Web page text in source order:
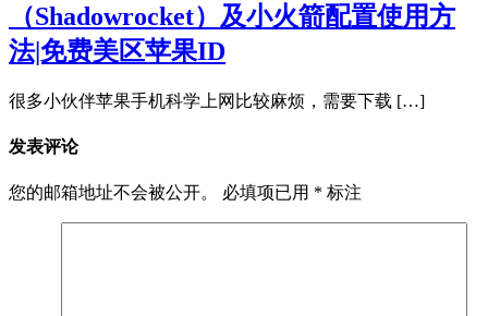
（Shadowrocket）及小火箭配置使用方
法|免费美区苹果ID
很多小伙伴苹果手机科学上网比较麻烦，需要下载 […]
发表评论
您的邮箱地址不会被公开。 必填项已用 * 标注